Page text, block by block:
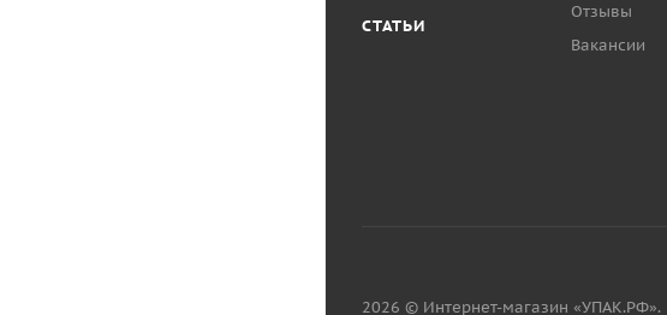
СТАТЬИ
Отзывы
Вакансии
2026 © Интернет-магазин «УПАК.РФ».